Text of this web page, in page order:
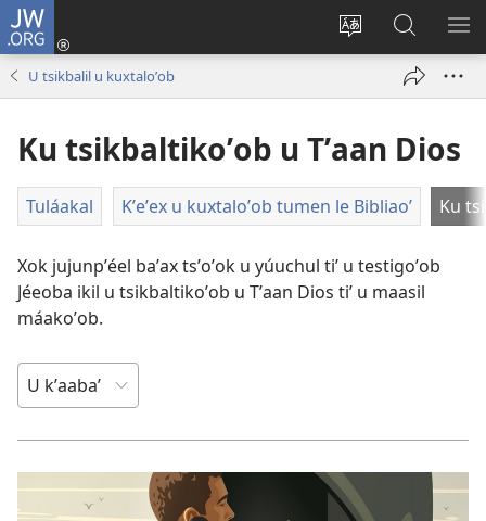
JW.ORG
Kʼex
idiomail
Ooken
window)
Kaaxan
teʼ
jw.org
U tsikbalil u kuxtaloʼob
Ku tsikbaltikoʼob u Tʼaan Dios
Tuláakal Kʼeʼex u kuxtaloʼob tumen le Bibliaoʼ Ku
Xok jujunpʼéel baʼax tsʼoʼok u yúuchul tiʼ u testigoʼob
Jéeoba ikil u tsikbaltikoʼob u Tʼaan Dios tiʼ u maasil
máakoʼob.